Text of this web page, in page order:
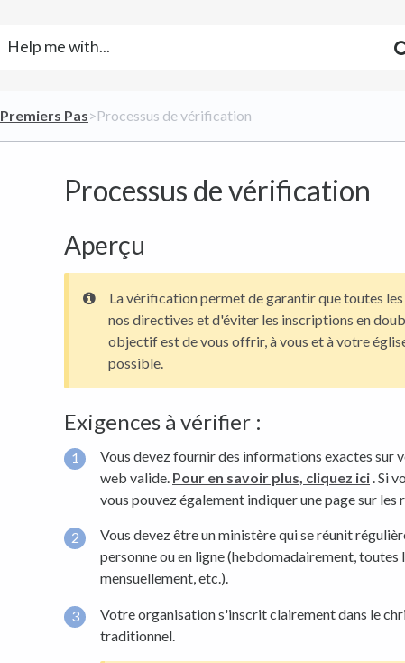
​Premiers Pas​>​ Processus de vérification
Processus de vérification
Aperçu
La vérification permet de garantir que toutes
nos directives et d'éviter les inscriptions en
objectif est de vous offrir, à vous et à votre
possible.
Exigences à vérifier :
Vous devez fournir des informations exactes sur
web valide. Pour en savoir plus, cliquez ici . Si
vous pouvez également indiquer une page sur les
Vous devez être un ministère qui se réunit
personne ou en ligne (hebdomadairement, toutes
mensuellement, etc.).
Votre organisation s'inscrit clairement dans le
traditionnel.